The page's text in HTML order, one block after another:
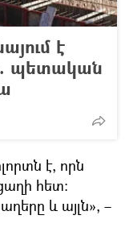
է
պետական
է, որն
հետ։
և այլն», –